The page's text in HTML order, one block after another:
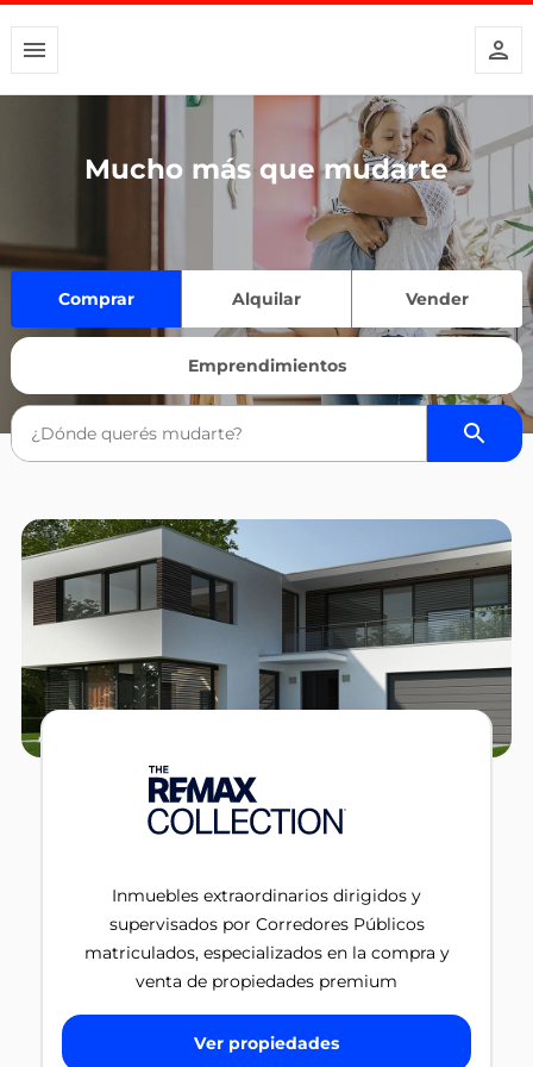
Mucho más que mudarte
Comprar Alquilar Vender
Emprendimientos
Inmuebles extraordinarios dirigidos y
supervisados por Corredores Públicos
matriculados, especializados en la compra y
venta de propiedades premium
Ver propiedades